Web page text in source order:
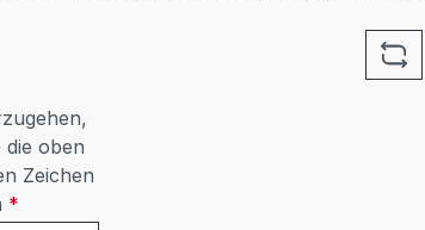
die oben
Zeichen
*